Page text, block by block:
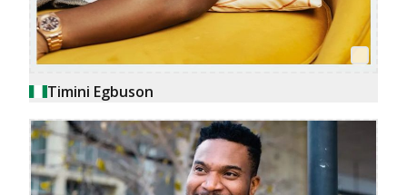
Timini Egbuson